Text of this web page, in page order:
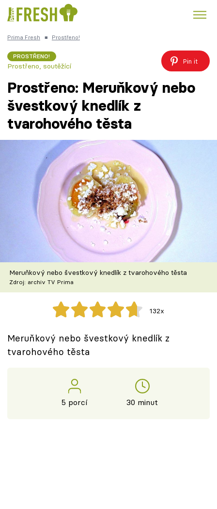
Česká kuchyně
Témata
Recepty
Články
TV Program
Škola vaření
Recepty z TV
Speciál: Cuketa
Těhotnej kuchař
Přihlášení
Prima Fresh ■ Prostřeno!
PROSTŘENO!
Prostřeno, soutěžící
Pin it
Prostřeno: Meruňkový nebo
švestkový knedlík z
tvarohového těsta
Meruňkový nebo švestkový knedlík z tvarohového těsta
Zdroj: archiv TV Prima
132x
Meruňkový nebo švestkový knedlík z
tvarohového těsta
5 porcí 30 minut